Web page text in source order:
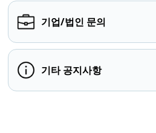
기업/법인 문의
기타 공지사항